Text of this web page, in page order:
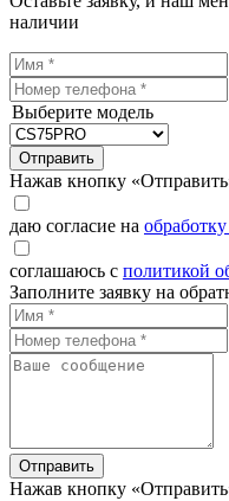
наличии
Выберите модель
Отправить
Нажав кнопку
даю согласие на
соглашаюсь с политикой
Заполните заявку на
Отправить
Нажав кнопку